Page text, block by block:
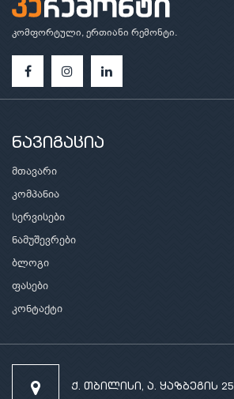
კომფორტული, ერთიანი რემონტი.
ნავიგაცია
მთავარი
კომპანია
სერვისები
ნამუშევრები
ბლოგი
ფასები
კონტაქტი
ქ. თბილისი, ა. ყაზბეგის 25